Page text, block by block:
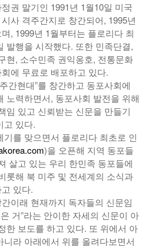
권 말기인 1991년 1월10일 미국
사 격주간지로 창간되어, 1995년
, 1999년 1월부터는 플로리다 최
발행을 시작했다. 또한 민족단결,
현, 소수민족 권익옹호, 전통문화
에 무료로 배포하고 있다.
간현대”를 창간하고 동포사회에
노력하면서, 동포사회 발전을 위해
임 있고 신뢰받는 신문을 만들기
고 있다.
기를 맞으면서 플로리다 최초로 인
)을 오픈해 지역 동포들
살고 있는 우리 한민족 동포들에
롯해 북 미주 및 전세계의 소식과
있다.
이래 현재까지 독자들의 신문임
거”라는 안이한 자세의 신문이 아
한 보도를 하고 있다. 또 위에서 아
라 아래에서 위를 올려다보면서